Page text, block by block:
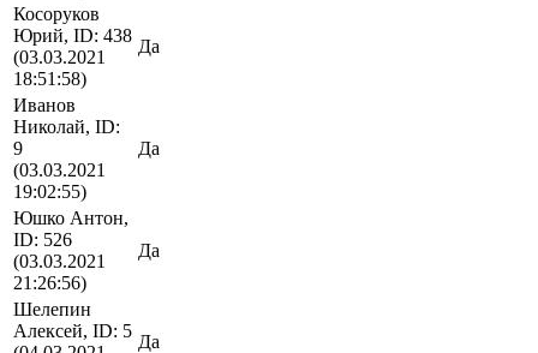
Косоруков
Юрий, ID: 438
(03.03.2021
18:51:58)
Да
Иванов
Николай, ID:
9
(03.03.2021
19:02:55)
Да
Юшко Антон,
ID: 526
(03.03.2021
21:26:56)
Да
Шелепин
Алексей, ID: 5
Да